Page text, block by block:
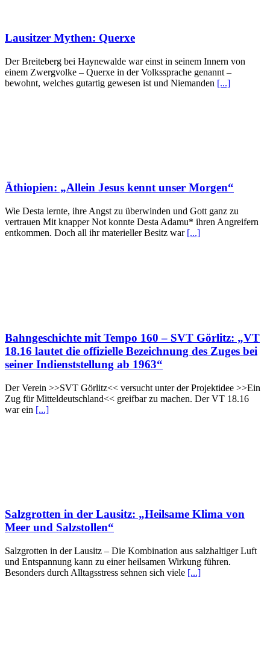
Lausitzer Mythen: Querxe
Der Breiteberg bei Haynewalde war einst in seinem Innern von
einem Zwergvolke – Querxe in der Volkssprache genannt –
bewohnt, welches gutartig gewesen ist und Niemanden [...]
Äthiopien: „Allein Jesus kennt unser Morgen“
Wie Desta lernte, ihre Angst zu überwinden und Gott ganz zu
vertrauen Mit knapper Not konnte Desta Adamu* ihren Angreifern
entkommen. Doch all ihr materieller Besitz war [...]
Bahngeschichte mit Tempo 160 – SVT Görlitz: „VT
18.16 lautet die offizielle Bezeichnung des Zuges bei
seiner Indienststellung ab 1963“
Der Verein >>SVT Görlitz<< versucht unter der Projektidee >>Ein
Zug für Mitteldeutschland<< greifbar zu machen. Der VT 18.16
war ein [...]
Salzgrotten in der Lausitz: „Heilsame Klima von
Meer und Salzstollen“
Salzgrotten in der Lausitz – Die Kombination aus salzhaltiger Luft
und Entspannung kann zu einer heilsamen Wirkung führen.
Besonders durch Alltagsstress sehnen sich viele [...]